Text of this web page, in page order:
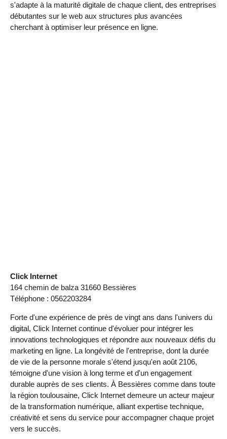
s'adapte à la maturité digitale de chaque client, des entreprises
débutantes sur le web aux structures plus avancées
cherchant à optimiser leur présence en ligne.
Click Internet
164 chemin de balza 31660 Bessières
Téléphone : 0562203284
Forte d'une expérience de près de vingt ans dans l'univers du
digital, Click Internet continue d'évoluer pour intégrer les
innovations technologiques et répondre aux nouveaux défis du
marketing en ligne. La longévité de l'entreprise, dont la durée
de vie de la personne morale s'étend jusqu'en août 2106,
témoigne d'une vision à long terme et d'un engagement
durable auprès de ses clients. À Bessières comme dans toute
la région toulousaine, Click Internet demeure un acteur majeur
de la transformation numérique, alliant expertise technique,
créativité et sens du service pour accompagner chaque projet
vers le succès.